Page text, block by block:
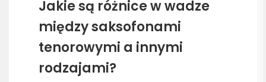
Jakie są różnice w wadze
między saksofonami
tenorowymi a innymi
rodzajami?